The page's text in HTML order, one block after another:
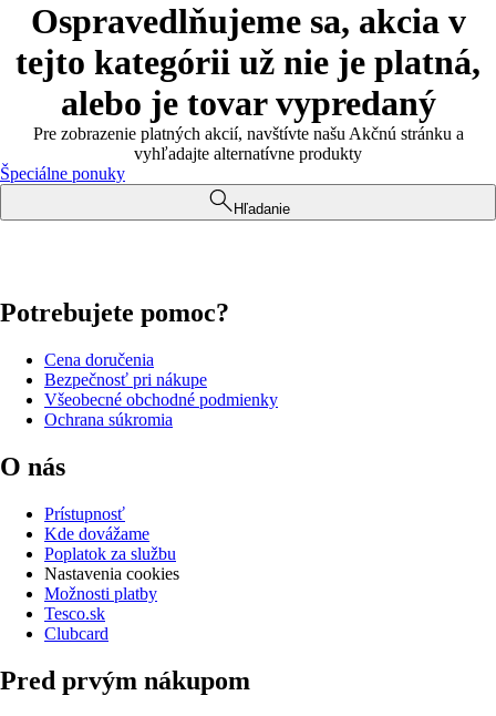
Ospravedlňujeme sa, akcia v
tejto kategórii už nie je platná,
alebo je tovar vypredaný
Pre zobrazenie platných akcií, navštívte našu Akčnú stránku a
vyhľadajte alternatívne produkty
Špeciálne ponuky
Hľadanie
Potrebujete pomoc?
Cena doručenia
Bezpečnosť pri nákupe
Všeobecné obchodné podmienky
Ochrana súkromia
O nás
Prístupnosť
Kde dovážame
Poplatok za službu
Nastavenia cookies
Možnosti platby
Tesco.sk
Clubcard
Pred prvým nákupom